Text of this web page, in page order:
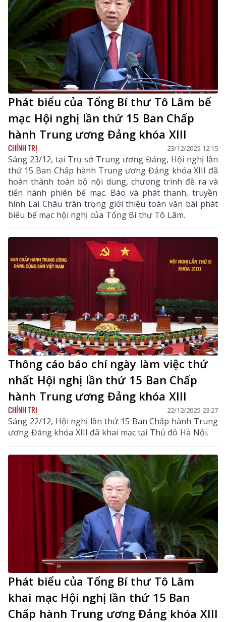
Phát biểu của Tổng Bí thư Tô Lâm bế
mạc Hội nghị lần thứ 15 Ban Chấp
hành Trung ương Đảng khóa XIII
CHÍNH TRỊ 23/12/2025 12:15
Sáng 23/12, tại Trụ sở Trung ương Đảng, Hội nghị lần
thứ 15 Ban Chấp hành Trung ương Đảng khóa XIII đã
hoàn thành toàn bộ nội dung, chương trình đề ra và
tiến hành phiên bế mạc. Báo và phát thanh, truyền
hình Lai Châu trân trọng giới thiệu toàn văn bài phát
biểu bế mạc hội nghị của Tổng Bí thư Tô Lâm.
Thông cáo báo chí ngày làm việc thứ
nhất Hội nghị lần thứ 15 Ban Chấp
hành Trung ương Đảng khóa XIII
CHÍNH TRỊ 22/12/2025 23:27
Sáng 22/12, Hội nghị lần thứ 15 Ban Chấp hành Trung
ương Đảng khóa XIII đã khai mạc tại Thủ đô Hà Nội.
Phát biểu của Tổng Bí thư Tô Lâm
khai mạc Hội nghị lần thứ 15 Ban
Chấp hành Trung ương Đảng khóa XIII